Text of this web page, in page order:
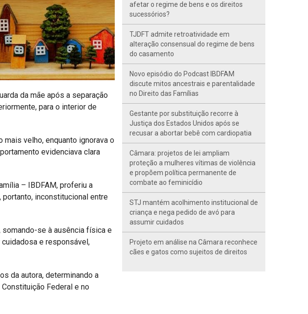
da mãe após a separação
para o interior de
mais velho, enquanto ignorava o
evidenciava clara
– IBDFAM, proferiu a
inconstitucional entre
somando-se à ausência física e
e responsável,
da autora, determinando a
Federal e no
afetar o regime de bens e os direitos
sucessórios?
TJDFT admite retroatividade em
alteração consensual do regime de bens
do casamento
Novo episódio do Podcast IBDFAM
discute mitos ancestrais e parentalidade
no Direito das Famílias
Gestante por substituição recorre à
Justiça dos Estados Unidos após se
recusar a abortar bebê com cardiopatia
Câmara: projetos de lei ampliam
proteção a mulheres vítimas de violência
e propõem política permanente de
combate ao feminicídio
STJ mantém acolhimento institucional de
criança e nega pedido de avó para
assumir cuidados
Projeto em análise na Câmara reconhece
cães e gatos como sujeitos de direitos